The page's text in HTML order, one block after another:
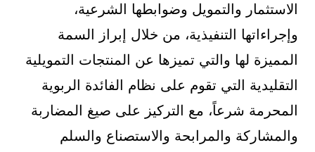
الاستثمار والتمويل وضوابطها الشرعية،
وإجراءاتها التنفيذية، من خلال إبراز السمة
المميزة لها والتي تميزها عن المنتجات التمويلية
التقليدية التي تقوم على نظام الفائدة الربوية
المحرمة شرعاً، مع التركيز على صيغ المضاربة
والمشاركة والمرابحة والاستصناع والسلم